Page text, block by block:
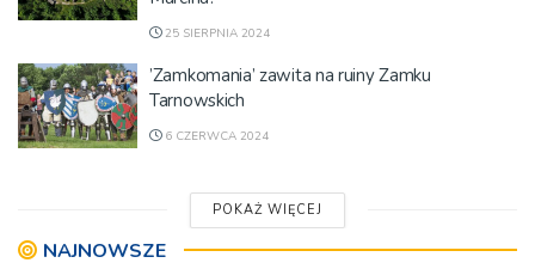
25 SIERPNIA 2024
’Zamkomania’ zawita na ruiny Zamku
Tarnowskich
6 CZERWCA 2024
POKAŻ WIĘCEJ
NAJNOWSZE